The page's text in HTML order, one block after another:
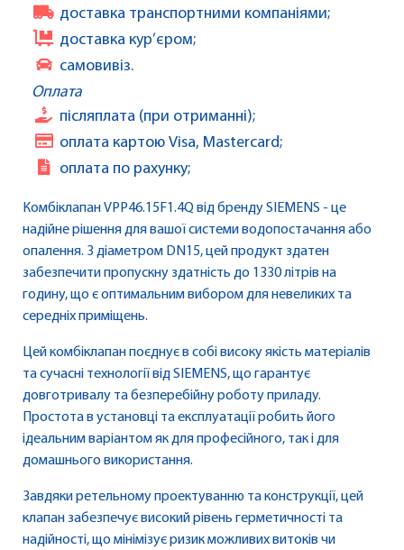
доставка транспортними компаніями;
доставка кур’єром;
самовивіз.
Оплата
післяплата (при отриманні);
оплата картою Visa, Mastercard;
оплата по рахунку;
Комбіклапан VPP46.15F1.4Q від бренду SIEMENS - це
надійне рішення для вашої системи водопостачання або
опалення. З діаметром DN15, цей продукт здатен
забезпечити пропускну здатність до 1330 літрів на
годину, що є оптимальним вибором для невеликих та
середніх приміщень.
Цей комбіклапан поєднує в собі високу якість матеріалів
та сучасні технології від SIEMENS, що гарантує
довготривалу та безперебійну роботу приладу.
Простота в установці та експлуатації робить його
ідеальним варіантом як для професійного, так і для
домашнього використання.
Завдяки ретельному проектуванню та конструкції, цей
клапан забезпечує високий рівень герметичності та
надійності, що мінімізує ризик можливих витоків чи